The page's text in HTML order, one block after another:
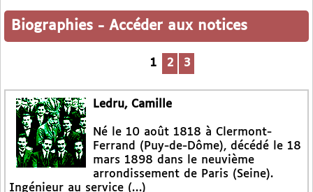
Biographies - Accéder aux notices
1 2 3
Ledru, Camille
Né le 10 août 1818 à Clermont-
Ferrand (Puy-de-Dôme), décédé le 18
mars 1898 dans le neuvième
arrondissement de Paris (Seine).
Ingénieur au service (…)